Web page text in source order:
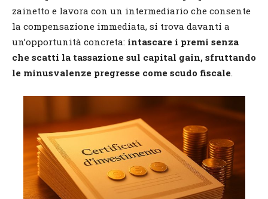
zainetto e lavora con un intermediario che consente
la compensazione immediata, si trova davanti a
un’opportunità concreta: intascare i premi senza
che scatti la tassazione sul capital gain, sfruttando
le minusvalenze pregresse come scudo fiscale.